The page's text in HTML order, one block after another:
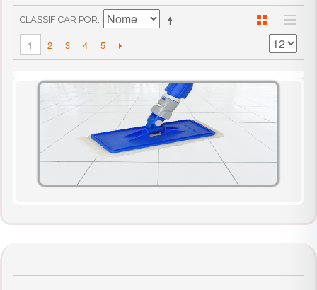
CLASSIFICAR POR
1 2 3 4 5